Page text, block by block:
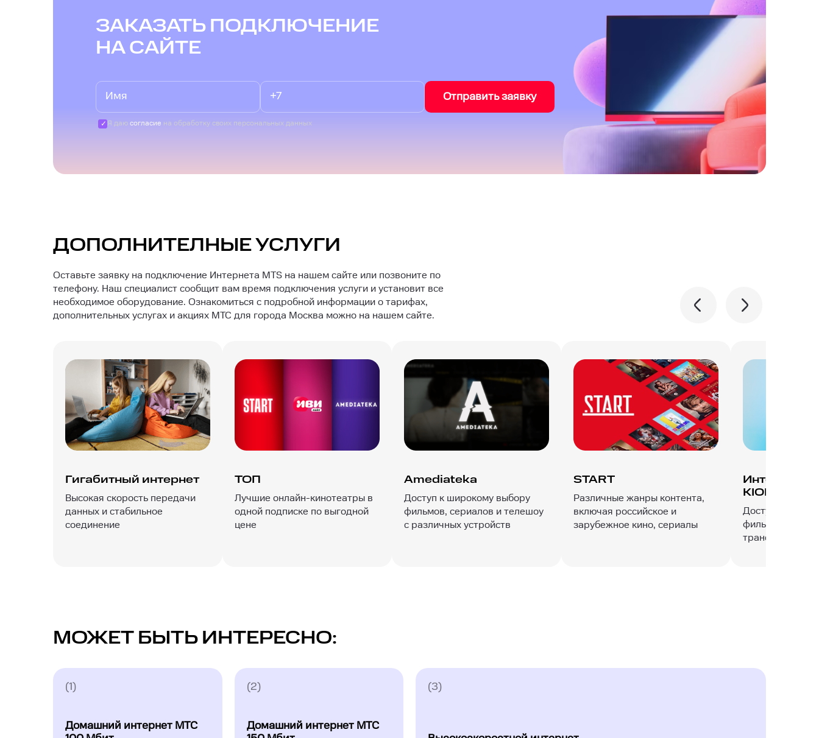
ЗАКАЗАТЬ ПОДКЛЮЧЕНИЕ
НА САЙТЕ
Отправить заявку
Я даю согласие на обработку своих персональных данных
ДОПОЛНИТЕЛНЫЕ УСЛУГИ
Оставьте заявку на подключение Интернета MTS на нашем сайте или позвоните по
телефону. Наш специалист сообщит вам время подключения услуги и установит все
необходимое оборудование. Ознакомиться с подробной информации о тарифах,
дополнительных услугах и акциях МТС для города Москва можно на нашем сайте.
Гигабитный интернет
Высокая скорость передачи
данных и стабильное
соединение
ТОП
Лучшие онлайн-кинотеатры в
одной подписке по выгодной
цене
Amediateka
Доступ к широкому выбору
фильмов, сериалов и телешоу
с различных устройств
START
Различные жанры контента,
включая российское и
зарубежное кино, сериалы
KION
Доступ к
фильмы,
трансляции и
МОЖЕТ БЫТЬ ИНТЕРЕСНО:
(1)
Домашний интернет МТС
(2)
Домашний интернет МТС
(3)